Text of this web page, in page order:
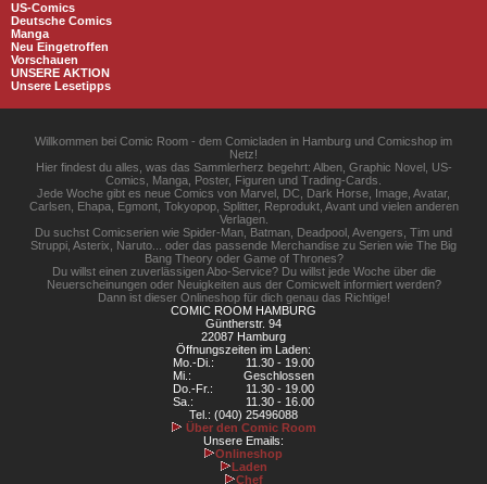
US-Comics
Deutsche Comics
Manga
Neu Eingetroffen
Vorschauen
UNSERE AKTION
Unsere Lesetipps
Willkommen bei Comic Room - dem Comicladen in Hamburg und Comicshop im
Netz!
Hier findest du alles, was das Sammlerherz begehrt: Alben, Graphic Novel, US-
Comics, Manga, Poster, Figuren und Trading-Cards.
Jede Woche gibt es neue Comics von Marvel, DC, Dark Horse, Image, Avatar,
Carlsen, Ehapa, Egmont, Tokyopop, Splitter, Reprodukt, Avant und vielen anderen
Verlagen.
Du suchst Comicserien wie Spider-Man, Batman, Deadpool, Avengers, Tim und
Struppi, Asterix, Naruto... oder das passende Merchandise zu Serien wie The Big
Bang Theory oder Game of Thrones?
Du willst einen zuverlässigen Abo-Service? Du willst jede Woche über die
Neuerscheinungen oder Neuigkeiten aus der Comicwelt informiert werden?
Dann ist dieser Onlineshop für dich genau das Richtige!
COMIC ROOM HAMBURG
Güntherstr. 94
22087 Hamburg
Öffnungszeiten im Laden:
Mo.-Di.:
11.30 - 19.00
Mi.:
Geschlossen
Do.-Fr.:
11.30 - 19.00
Sa.:
11.30 - 16.00
Tel.: (040) 25496088
Über den Comic Room
Unsere Emails:
Onlineshop
Laden
Chef